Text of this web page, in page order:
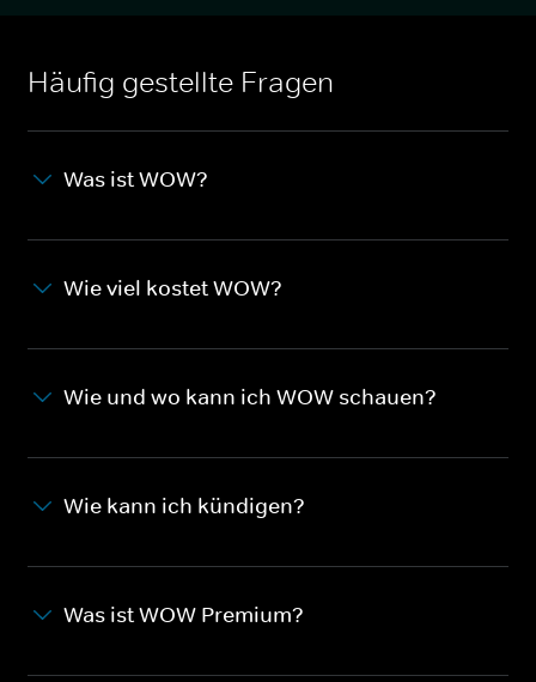
Häufig gestellte Fragen
Was ist WOW?
Wie viel kostet WOW?
Wie und wo kann ich WOW schauen?
Wie kann ich kündigen?
Was ist WOW Premium?